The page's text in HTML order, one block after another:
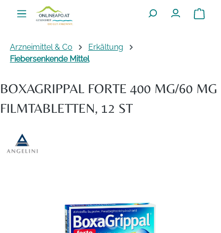
Zum Hauptinhalt springen
Arzneimittel & Co
Erkältung
Fiebersenkende Mittel
BOXAGRIPPAL FORTE 400 MG/60 MG
FILMTABLETTEN, 12 ST